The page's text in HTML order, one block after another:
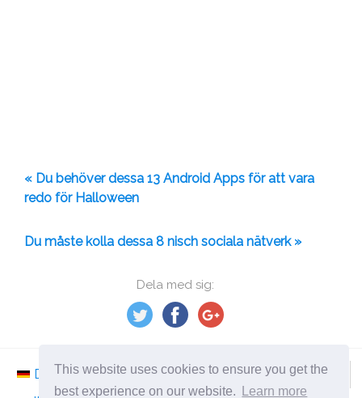
This website uses cookies to ensure you get the
best experience on our website.
Learn more
Dela med sig:
« Du behöver dessa 13 Android Apps för att vara
redo för Halloween
Du måste kolla dessa 8 nisch sociala nätverk »
Deutsch Nederlands Svenska
Norsk